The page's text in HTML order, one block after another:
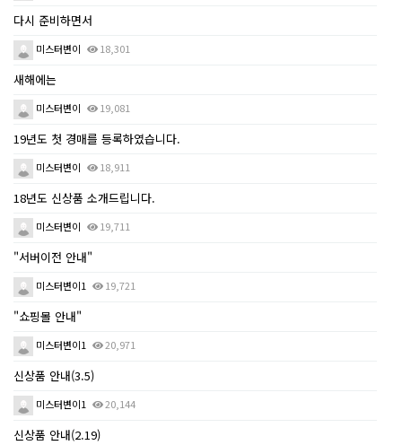
다시 준비하면서
미스터변이 18,301
새해에는
미스터변이 19,081
19년도 첫 경매를 등록하였습니다.
미스터변이 18,911
18년도 신상품 소개드립니다.
미스터변이 19,711
"서버이전 안내"
미스터변이1 19,721
"쇼핑몰 안내"
미스터변이1 20,971
신상품 안내(3.5)
미스터변이1 20,144
신상품 안내(2.19)